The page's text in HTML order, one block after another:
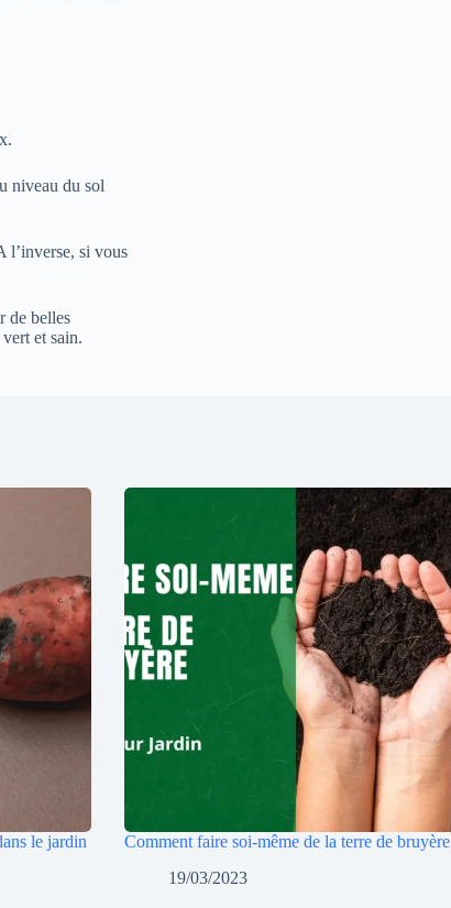
niveau du sol
l’inverse, si vous
de belles
et sain.
le jardin
Comment faire soi-même de la terre de bruyère
19/03/2023